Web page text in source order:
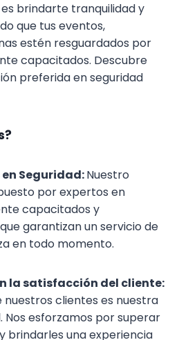
brindarte tranquilidad y
que tus eventos,
estén resguardados por
capacitados. Descubre
preferida en seguridad
Seguridad:Nuestro
por expertos en
capacitados y
garantizan un servicio de
en todo momento.
la satisfacción del cliente:
nuestros clientes es nuestra
Nos esforzamos por superar
brindarles una experiencia